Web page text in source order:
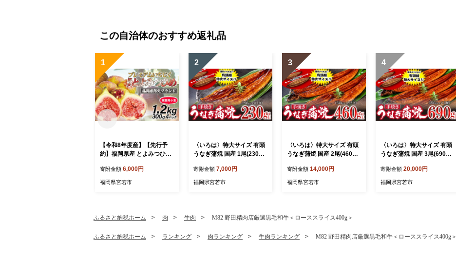
この自治体のおすすめ返礼品
1
【令和8年度産】【先行予
約】福岡県産 とよみつひめ
パック) [M1016] 福岡県ブラ
ンドいちじく福岡県限定 果
寄附金額 6,000円
福岡県宮若市
2
〈いろは〉特大サイズ 有頭
うなぎ蒲焼 国産 1尾(230g
火焼き 肉厚 うな重 ランキ
ング 土用の丑の日 鹿児島県
寄附金額 7,000円
福岡県宮若市
3
〈いろは〉特大サイズ 有頭
うなぎ蒲焼 国産 2尾(460g
火焼き 肉厚 うな重 ランキ
ング 土用の丑の日 鹿児島県
寄附金額 14,000円
福岡県宮若市
4
〈いろは〉特大サイズ 有頭
うなぎ蒲焼 国産 3尾(690g
火焼き 肉厚 うな重 ランキ
ング 土用の丑の日 鹿児島県
寄附金額 20,000円
福岡県宮若市
ふるさと納税ホーム 肉 牛肉 M82 野田精肉店厳選黒毛和牛＜ローススライス400g＞
ふるさと納税ホーム ランキング 肉ランキング 牛肉ランキング M82 野田精肉店厳選黒毛和牛＜ローススライス400g＞